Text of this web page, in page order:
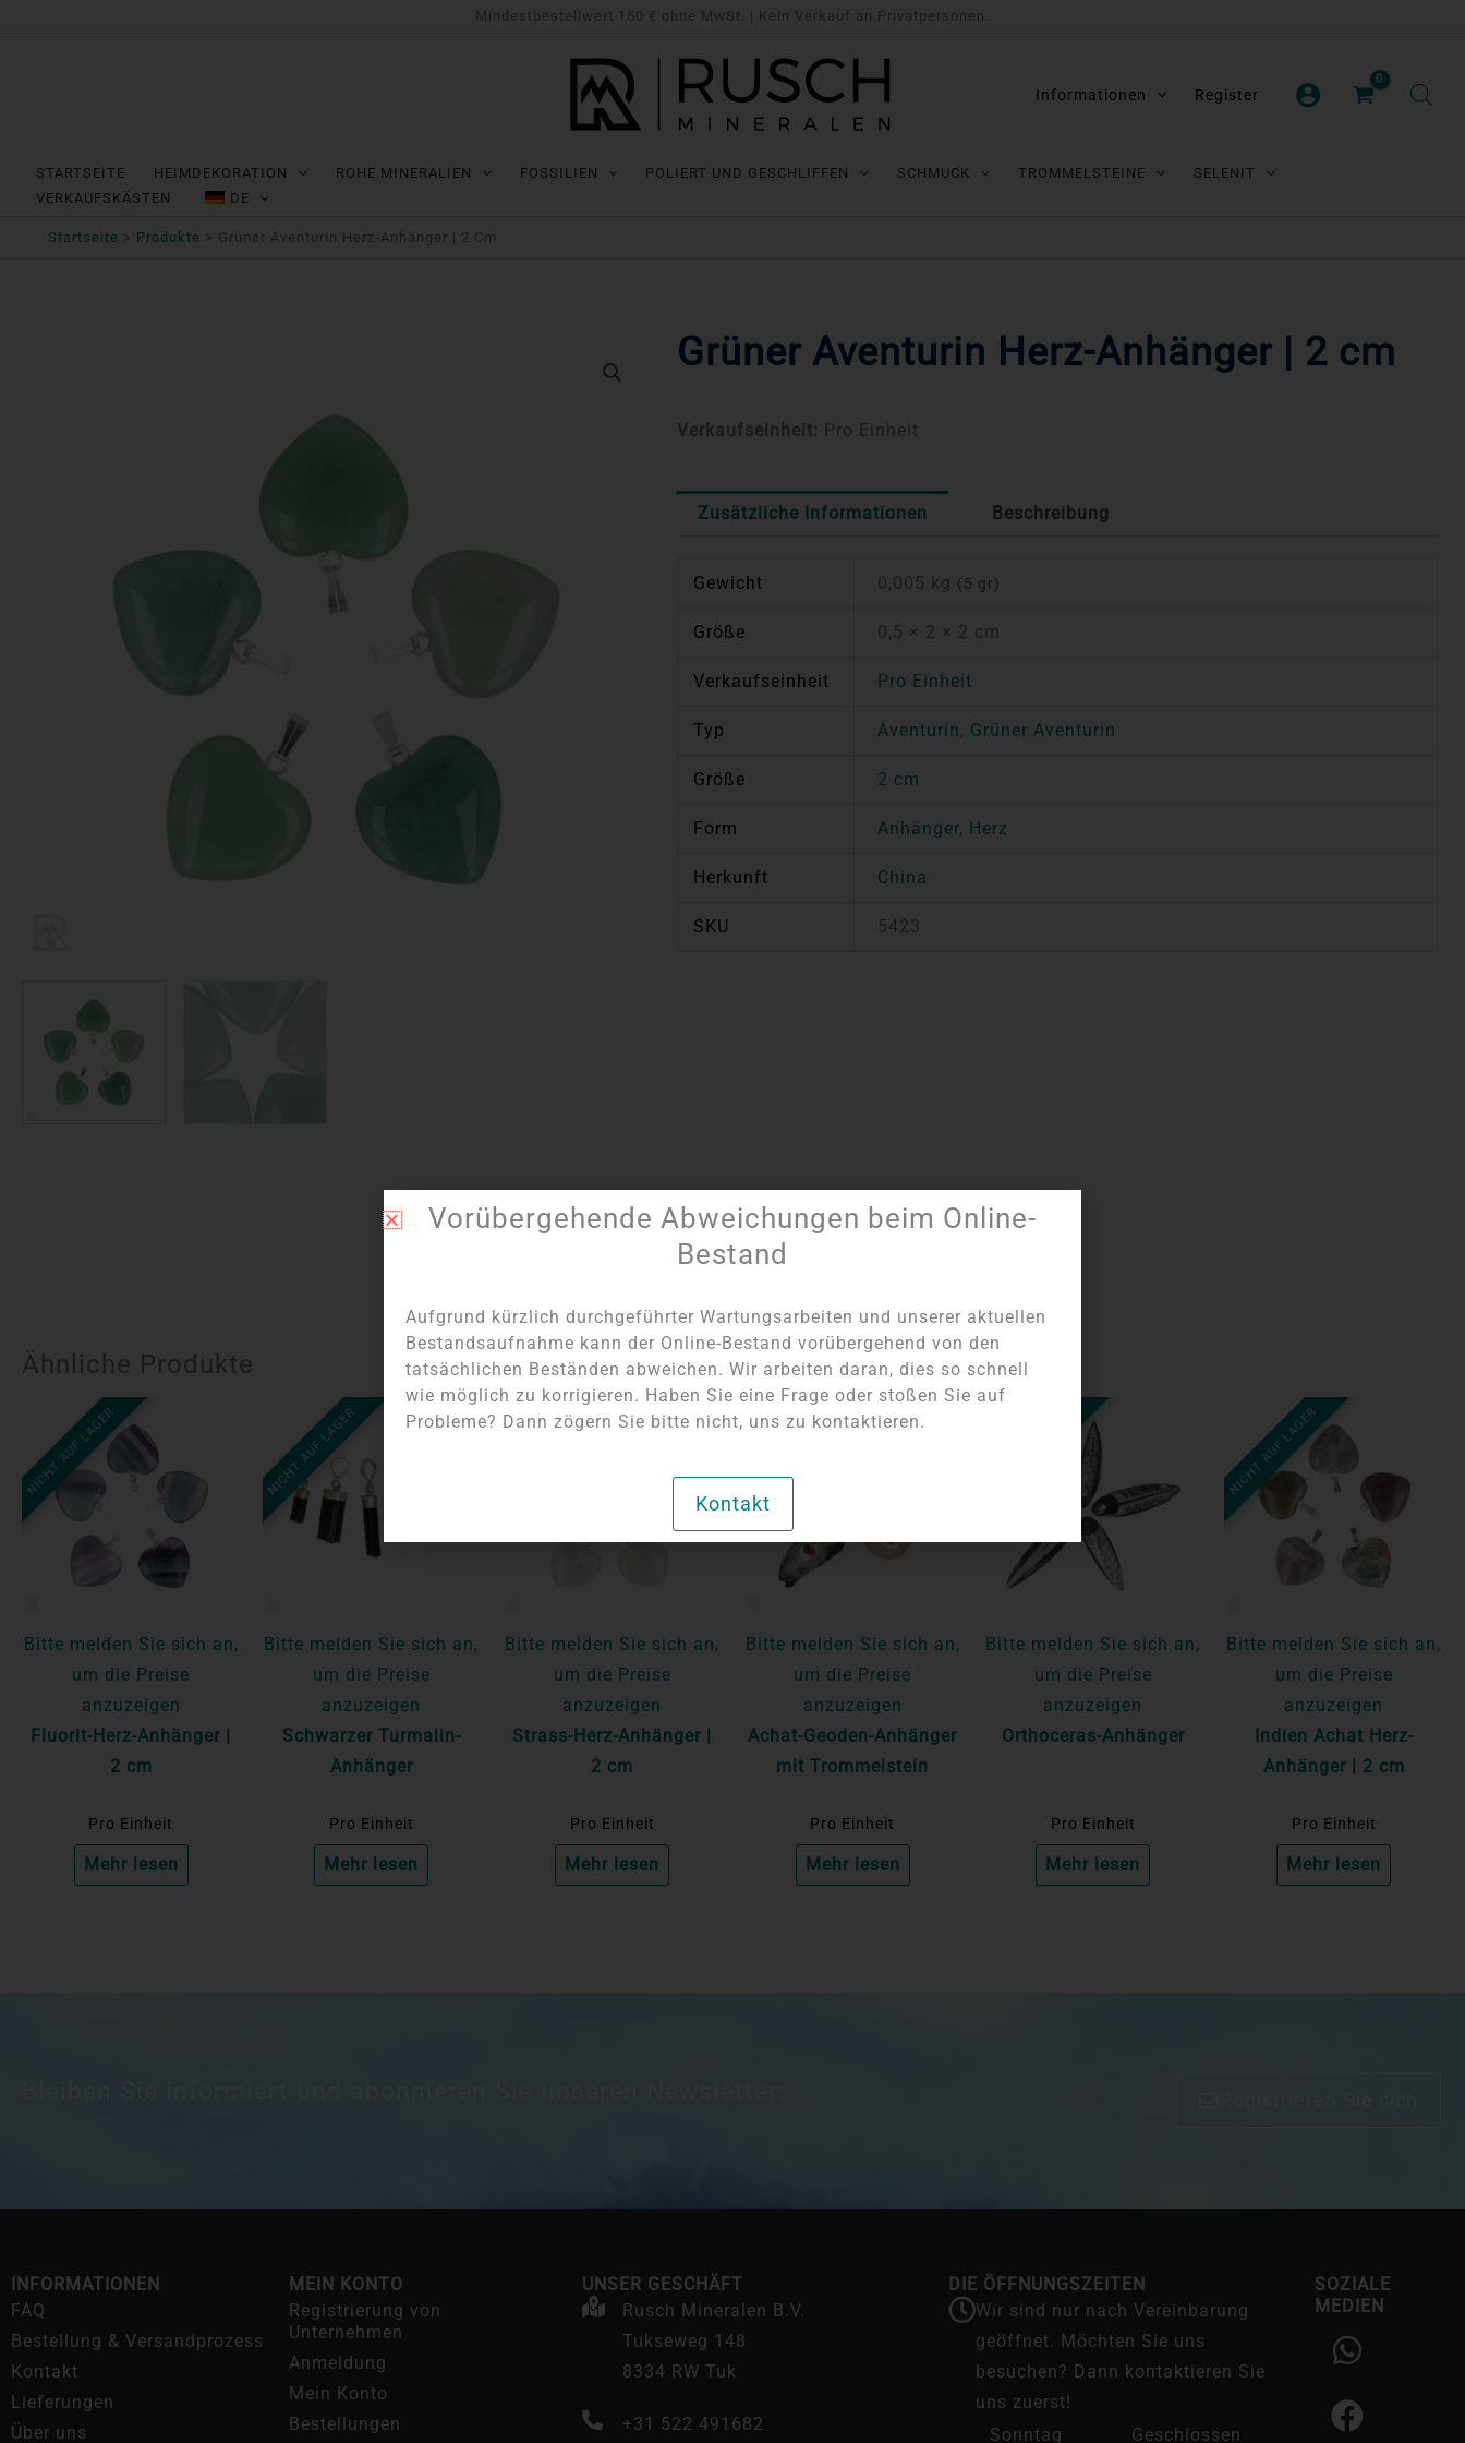
Mindestbestellwert 150 € ohne MwSt. | Kein Verkauf an Privatpersonen.
Informationen Register
STARTSEITE HEIMDEKORATION ROHE MINERALIEN FOSSILIEN POLIERT UND GESCHLIFFEN SCHMUCK TROMMELSTEINE
SELENIT
VERKAUFSKÄSTEN
DE
Startseite Produkte Grüner Aventurin Herz-Anhänger | 2 Cm
Grüner Aventurin Herz-Anhänger | 2 cm
Verkaufseinheit: Pro Einheit
Zusätzliche Informationen Beschreibung
Gewicht 0,005 kg (5 gr)
Größe 0,5 × 2 × 2 cm
Verkaufseinheit Pro Einheit
Typ Aventurin, Grüner Aventurin
Größe 2 cm
Form Anhänger, Herz
Herkunft China
SKU 5423
Artikel Nummer:5423 Kategorie: Andere Anhänger
Ähnliche Produkte
NICHT AUF LAGER
Bitte melden Sie sich an,
um die Preise
anzuzeigen
Fluorit-Herz-Anhänger |
2 cm
Pro Einheit
Mehr lesen
NICHT AUF LAGER
Bitte melden Sie sich an,
um die Preise
anzuzeigen
Schwarzer Turmalin-
Anhänger
Pro Einheit
Mehr lesen
NICHT AUF LAGER
Bitte melden Sie sich an,
um die Preise
anzuzeigen
Strass-Herz-Anhänger |
2 cm
Pro Einheit
Mehr lesen
NICHT AUF LAGER
Bitte melden Sie sich an,
um die Preise
anzuzeigen
Achat-Geoden-Anhänger
mit Trommelstein
Pro Einheit
Mehr lesen
Bitte melden Sie sich an,
um die Preise
anzuzeigen
Orthoceras-Anhänger
Pro Einheit
Mehr lesen
NICHT AUF LAGER
Bitte melden Sie sich an,
um die Preise
anzuzeigen
Indien Achat Herz-
Anhänger | 2 cm
Pro Einheit
Mehr lesen
INFORMATIONEN
FAQ
Bestellung & Versandprozess
Kontakt
Lieferungen
Über uns
MEIN KONTO
Registrierung von
Unternehmen
Anmeldung
Mein Konto
Bestellungen
UNSER GESCHÄFT
Rusch Mineralen B.V.
Tukseweg 148
8334 RW Tuk
+31 522 491682
DIE ÖFFNUNGSZEITEN
Wir sind nur nach Vereinbarung
geöffnet. Möchten Sie uns
besuchen? Dann kontaktieren Sie
uns zuerst!
Sonntag
Geschlossen
SOZIALE
MEDIEN
W
h
a
t
F
a
c
e
I
n
s
t
Vorübergehende Abweichungen beim Online-
Bestand
Aufgrund kürzlich durchgeführter Wartungsarbeiten und unserer aktuellen
Bestandsaufnahme kann der Online-Bestand vorübergehend von den
tatsächlichen Beständen abweichen. Wir arbeiten daran, dies so schnell
wie möglich zu korrigieren. Haben Sie eine Frage oder stoßen Sie auf
Probleme? Dann zögern Sie bitte nicht, uns zu kontaktieren.
Kontakt